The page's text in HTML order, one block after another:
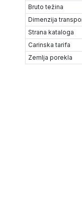
Bruto težina
Dimenzija
Strana kataloga
Carinska tarifa
Zemlja porekla